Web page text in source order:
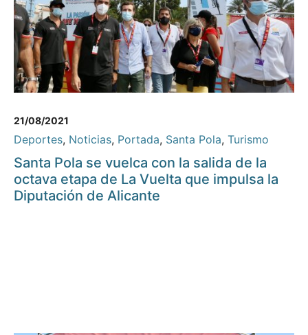
21/08/2021
Deportes, Noticias, Portada, Santa Pola, Turismo
Santa Pola se vuelca con la salida de la
octava etapa de La Vuelta que impulsa la
Diputación de Alicante